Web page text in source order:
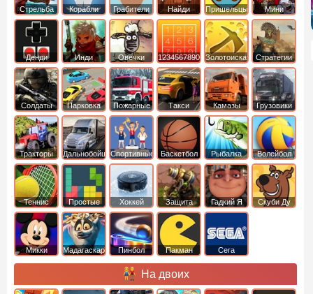
Cтрельба
из лука
Корабли Грабители
Найди
выход
Пришельцы Мини
Денди Инди
Овечки
идут домой
1234567890 ЗолотоискательСтратегии
Солдаты
Парковка
машин
Пожарные
машины
Такси Камазы Грузовики
Тракторы ДальнобойщикиСпортивные Баскетбол Рыбалка Волейбол
Теннис Простые Хоккей
Защита
башни
Гадкий Я Скуби Ду
Микки
Мадагаскар Пинбол Пакман Сега
На двоих